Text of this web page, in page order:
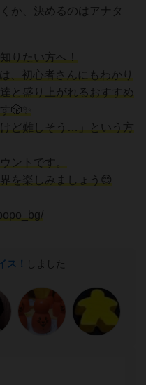
か、決めるのはアナタ
りたい方へ！
、初心者さんにもわかり
と盛り上がれるおすすめ
🎲✨
けど難しそう…」という方
ントです。
を楽しみましょう😊
ス！ しました